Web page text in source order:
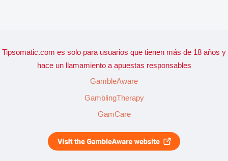
Tipsomatic.com es solo para usuarios que tienen más de 18 años y
hace un llamamiento a apuestas responsables
GambleAware
GamblingTherapy
GamCare